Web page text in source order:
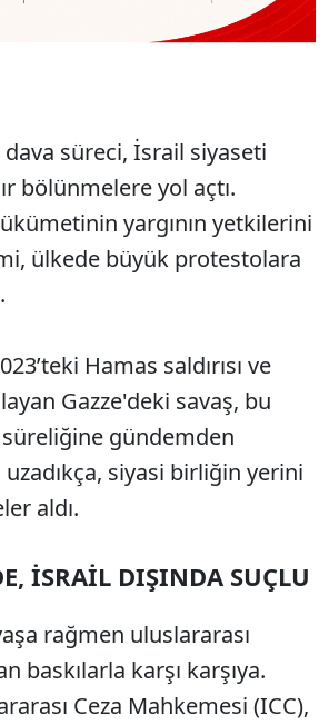
dava süreci, İsrail siyaseti
bölünmelere yol açtı.
yargının yetkilerini
ülkede büyük protestolara
Hamas saldırısı ve
Gazze'deki savaş, bu
süreliğine gündemden
siyasi birliğin yerini
aldı.
İSRAİL DIŞINDA SUÇLU
rağmen uluslararası
baskılarla karşı karşıya.
Ceza Mahkemesi (ICC),